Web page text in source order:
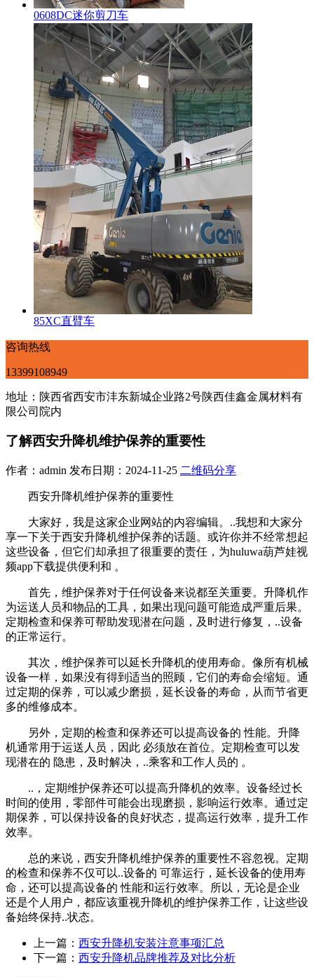
0608DC迷你剪刀车
85XC直臂车
咨询热线
13399108949
地址：陕西省西安市沣东新城企业路2号陕西佳鑫金属材料有
限公司院内
了解西安升降机维护保养的重要性
作者：admin 发布日期：2024-11-25 二维码分享
西安升降机维护保养的重要性
大家好，我是这家企业网站的内容编辑。..我想和大家分
享一下关于西安升降机维护保养的话题。或许你并不经常想起
这些设备，但它们却承担了很重要的责任，为huluwa葫芦娃视
频app下载提供便利和 。
首先，维护保养对于任何设备来说都至关重要。升降机作
为运送人员和物品的工具，如果出现问题可能造成严重后果。
定期检查和保养可帮助发现潜在问题，及时进行修复，..设备
的正常运行。
其次，维护保养可以延长升降机的使用寿命。像所有机械
设备一样，如果没有得到适当的照顾，它们的寿命会缩短。通
过定期的保养，可以减少磨损，延长设备的寿命，从而节省更
多的维修成本。
另外，定期的检查和保养还可以提高设备的 性能。升降
机通常用于运送人员，因此 必须放在首位。定期检查可以发
现潜在的 隐患，及时解决，..乘客和工作人员的 。
..，定期维护保养还可以提高升降机的效率。设备经过长
时间的使用，零部件可能会出现磨损，影响运行效率。通过定
期保养，可以保持设备的良好状态，提高运行效率，提升工作
效率。
总的来说，西安升降机维护保养的重要性不容忽视。定期
的检查和保养不仅可以..设备的 可靠运行，延长设备的使用寿
命，还可以提高设备的 性能和运行效率。所以，无论是企业
还是个人用户，都应该重视升降机的维护保养工作，让这些设
备始终保持..状态。
上一篇： 西安升降机安装注意事项汇总
下一篇： 西安升降机品牌推荐及对比分析